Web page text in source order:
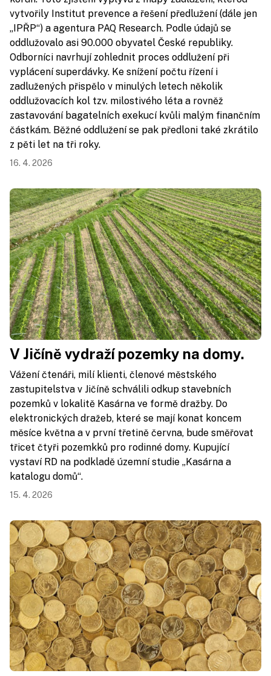
vytvořily Institut prevence a řešení předlužení (dále jen
„IPŘP“) a agentura PAQ Research. Podle údajů se
oddlužovalo asi 90.000 obyvatel České republiky.
Odborníci navrhují zohlednit proces oddlužení při
vyplácení superdávky. Ke snížení počtu řízení i
zadlužených přispělo v minulých letech několik
oddlužovacích kol tzv. milostivého léta a rovněž
zastavování bagatelních exekucí kvůli malým finančním
částkám. Běžné oddlužení se pak předloni také zkrátilo
z pěti let na tři roky.
16. 4. 2026
V Jičíně vydraží pozemky na domy.
Vážení čtenáři, milí klienti, členové městského
zastupitelstva v Jičíně schválili odkup stavebních
pozemků v lokalitě Kasárna ve formě dražby. Do
elektronických dražeb, které se mají konat koncem
měsíce května a v první třetině června, bude směřovat
třicet čtyři pozemkků pro rodinné domy. Kupující
vystaví RD na podkladě územní studie „Kasárna a
katalogu domů“.
15. 4. 2026